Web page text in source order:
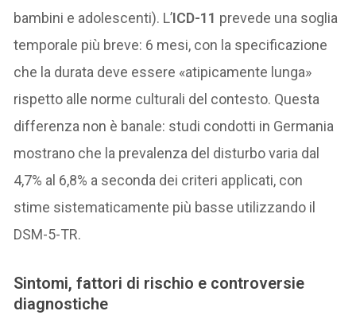
bambini e adolescenti). L’ICD-11 prevede una soglia
temporale più breve: 6 mesi, con la specificazione
che la durata deve essere «atipicamente lunga»
rispetto alle norme culturali del contesto. Questa
differenza non è banale: studi condotti in Germania
mostrano che la prevalenza del disturbo varia dal
4,7% al 6,8% a seconda dei criteri applicati, con
stime sistematicamente più basse utilizzando il
DSM-5-TR.
Sintomi, fattori di rischio e controversie
diagnostiche